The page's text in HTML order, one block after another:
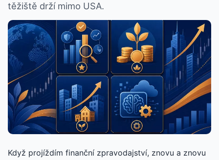
těžiště drží mimo USA.
Když projíždím finanční zpravodajství, znovu a znovu